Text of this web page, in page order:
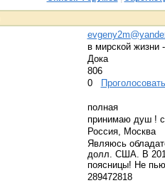
в мирской жизни
Дока
806
0
Проголосовать
полная
принимаю душ !
Россия, Москва
Являюсь
долл. США. В
поясницы! Не
289472818